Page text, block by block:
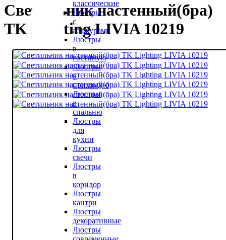
классические
Люстры
с
абажурами
Люстры
в
гостиную
Люстры
в
прихожую
Люстры
в
спальню
Люстры
для
кухни
Люстры
свечи
Люстры
в
коридор
Люстры
кантри
Люстры
декоративные
Люстры
Светильник настенный(бра)
TK Lighting LIVIA 10219